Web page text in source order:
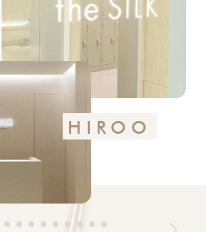
HIROO